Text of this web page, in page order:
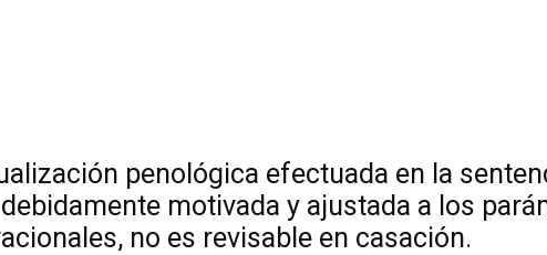
penológica efectuada en la
motivada y ajustada a los
no es revisable en casación.